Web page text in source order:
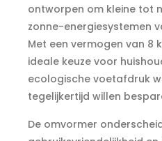
ontworpen om kleine tot
zonne-energiesystemen
Met een vermogen van 8
ideale keuze voor
ecologische voetafdruk
tegelijkertijd willen
De omvormer